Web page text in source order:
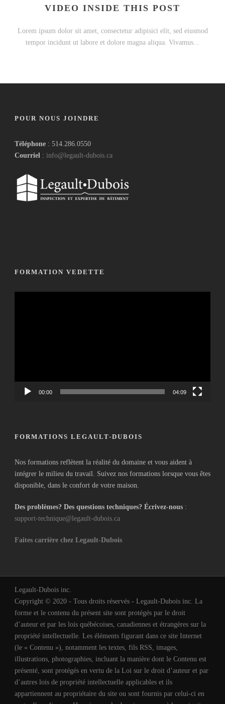
VIDEO INSIDE THIS POST
Lorem ipsum dolor sit amet, consectetur adipisici elit, sed eiusmod
tempor incidunt ut labore et dolore magna aliqua. Vivamus...
POUR NOUS JOINDRE
Téléphone : 514.286.0550
Courriel : info@legault-dubois.ca
FORMATION VEDETTE
00:00 04:09
FORMATIONS LEGAULT-DUBOIS
Nos formations reflètent la réalité du domaine et vous aident à
intégrer le milieu du travail. Suivez nos formations lorsque vous êtes
disponible, dans le confort de votre maison.
Des problèmes? Des questions techniques? Écrivez-nous :
support-technique@legault-dubois.ca
Faites carrière chez Legault-Dubois
Legault-Dubois inc.
Copyright © 2020 - Tous droits réservés - Legault-Dubois inc. La
forme et le contenu du présent site sont protégés par le droit
d’auteur et par les lois québécoises, canadiennes et étrangères sur la
propriété intellectuelle. Les éléments figurant dans ce site Internet
(le « Contenu »), notamment les textes, fils RSS, images,
illustrations, photographies, incluant la manière dont le Contenu est
présenté, sont protégés en vertu de la Loi sur le droit d’auteur et par
d’autres lois de propriété intellectuelle applicables et ils
appartiennent au propriétaire du site ou sont fournis par celui-ci en